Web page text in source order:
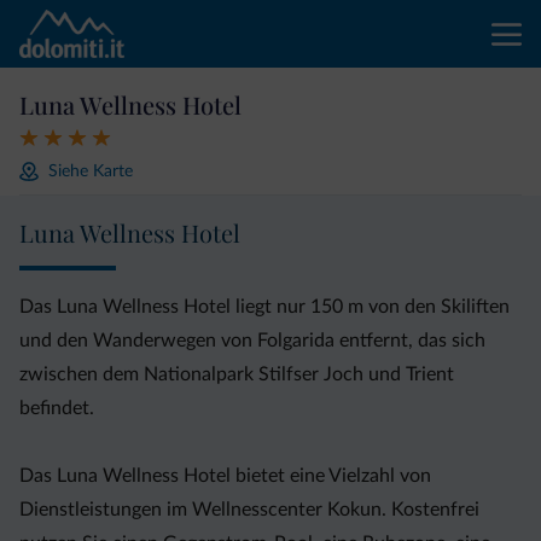
Luna Wellness Hotel
Siehe Karte
Luna Wellness Hotel
Das Luna Wellness Hotel liegt nur 150 m von den Skiliften
und den Wanderwegen von Folgarida entfernt, das sich
zwischen dem Nationalpark Stilfser Joch und Trient
befindet.
Das Luna Wellness Hotel bietet eine Vielzahl von
Dienstleistungen im Wellnesscenter Kokun. Kostenfrei